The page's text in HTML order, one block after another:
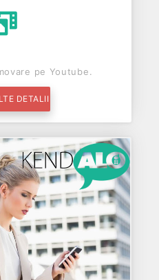
pe Youtube.
DETALII